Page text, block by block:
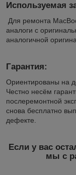
Используемая
Для ремонта
аналоги с
аналогичной
Гарантия:
Ориентированы на
Честно несём
послеремонтной
снова бесплатно
дефекте.
Если у вас
мы с